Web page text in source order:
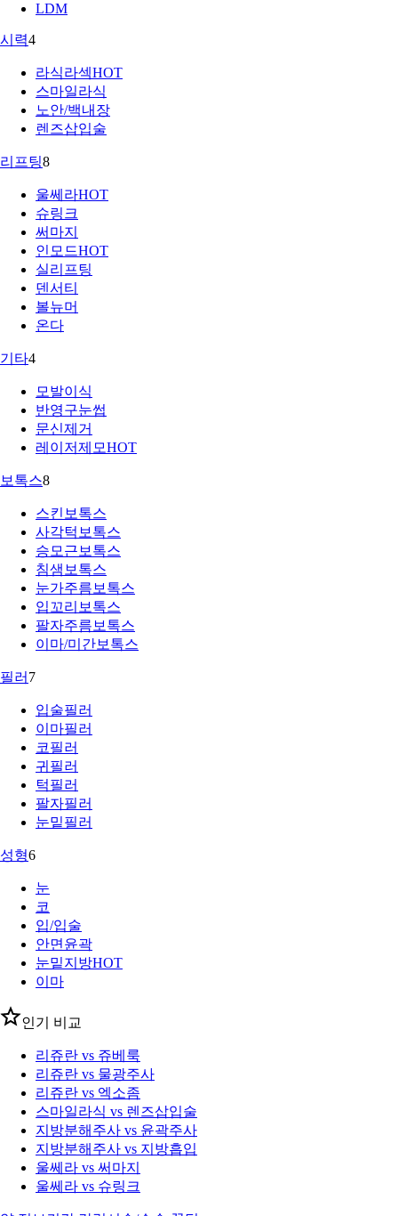
LDM
시력4
라식라섹HOT
스마일라식
노안/백내장
렌즈삽입술
리프팅8
울쎄라HOT
슈링크
써마지
인모드HOT
실리프팅
덴서티
볼뉴머
온다
기타4
모발이식
반영구눈썹
문신제거
레이저제모HOT
보톡스8
스킨보톡스
사각턱보톡스
승모근보톡스
침샘보톡스
눈가주름보톡스
입꼬리보톡스
팔자주름보톡스
이마/미간보톡스
필러 7
입술필러
이마필러
코필러
귀필러
턱필러
팔자필러
눈밑필러
성형6
눈
코
입/입술
안면윤곽
눈밑지방HOT
이마
인기 비교
리쥬란 vs 쥬베룩
리쥬란 vs 물광주사
리쥬란 vs 엑소좀
스마일라식 vs 렌즈삽입술
지방분해주사 vs 윤곽주사
지방분해주사 vs 지방흡입
울쎄라 vs 써마지
울쎄라 vs 슈링크